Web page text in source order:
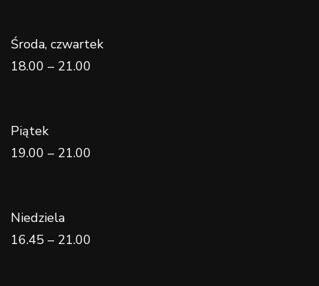
Środa, czwartek
18.00 – 21.00
Piątek
19.00 – 21.00
Niedziela
16.45 – 21.00